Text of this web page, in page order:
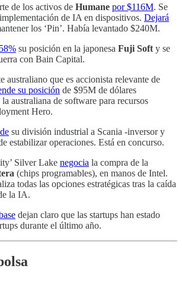
de los activos de Humane por $116M. Se
de IA en dispositivos. Dejará
los ‘Pin’. Había levantado $240M.
su posición en la japonesa Fuji Soft y se
con Bain Capital.
australiano que es accionista relevante de
su posición de $95M de dólares
australiana de software para recursos
Hero.
su división industrial a Scania -inversor y
estabilizar operaciones. Está en concurso.
Silver Lake negocia la compra de la
(chips programables), en manos de Intel.
todas las opciones estratégicas tras la caída
la IA.
dejan claro que las startups han estado
durante el último año.